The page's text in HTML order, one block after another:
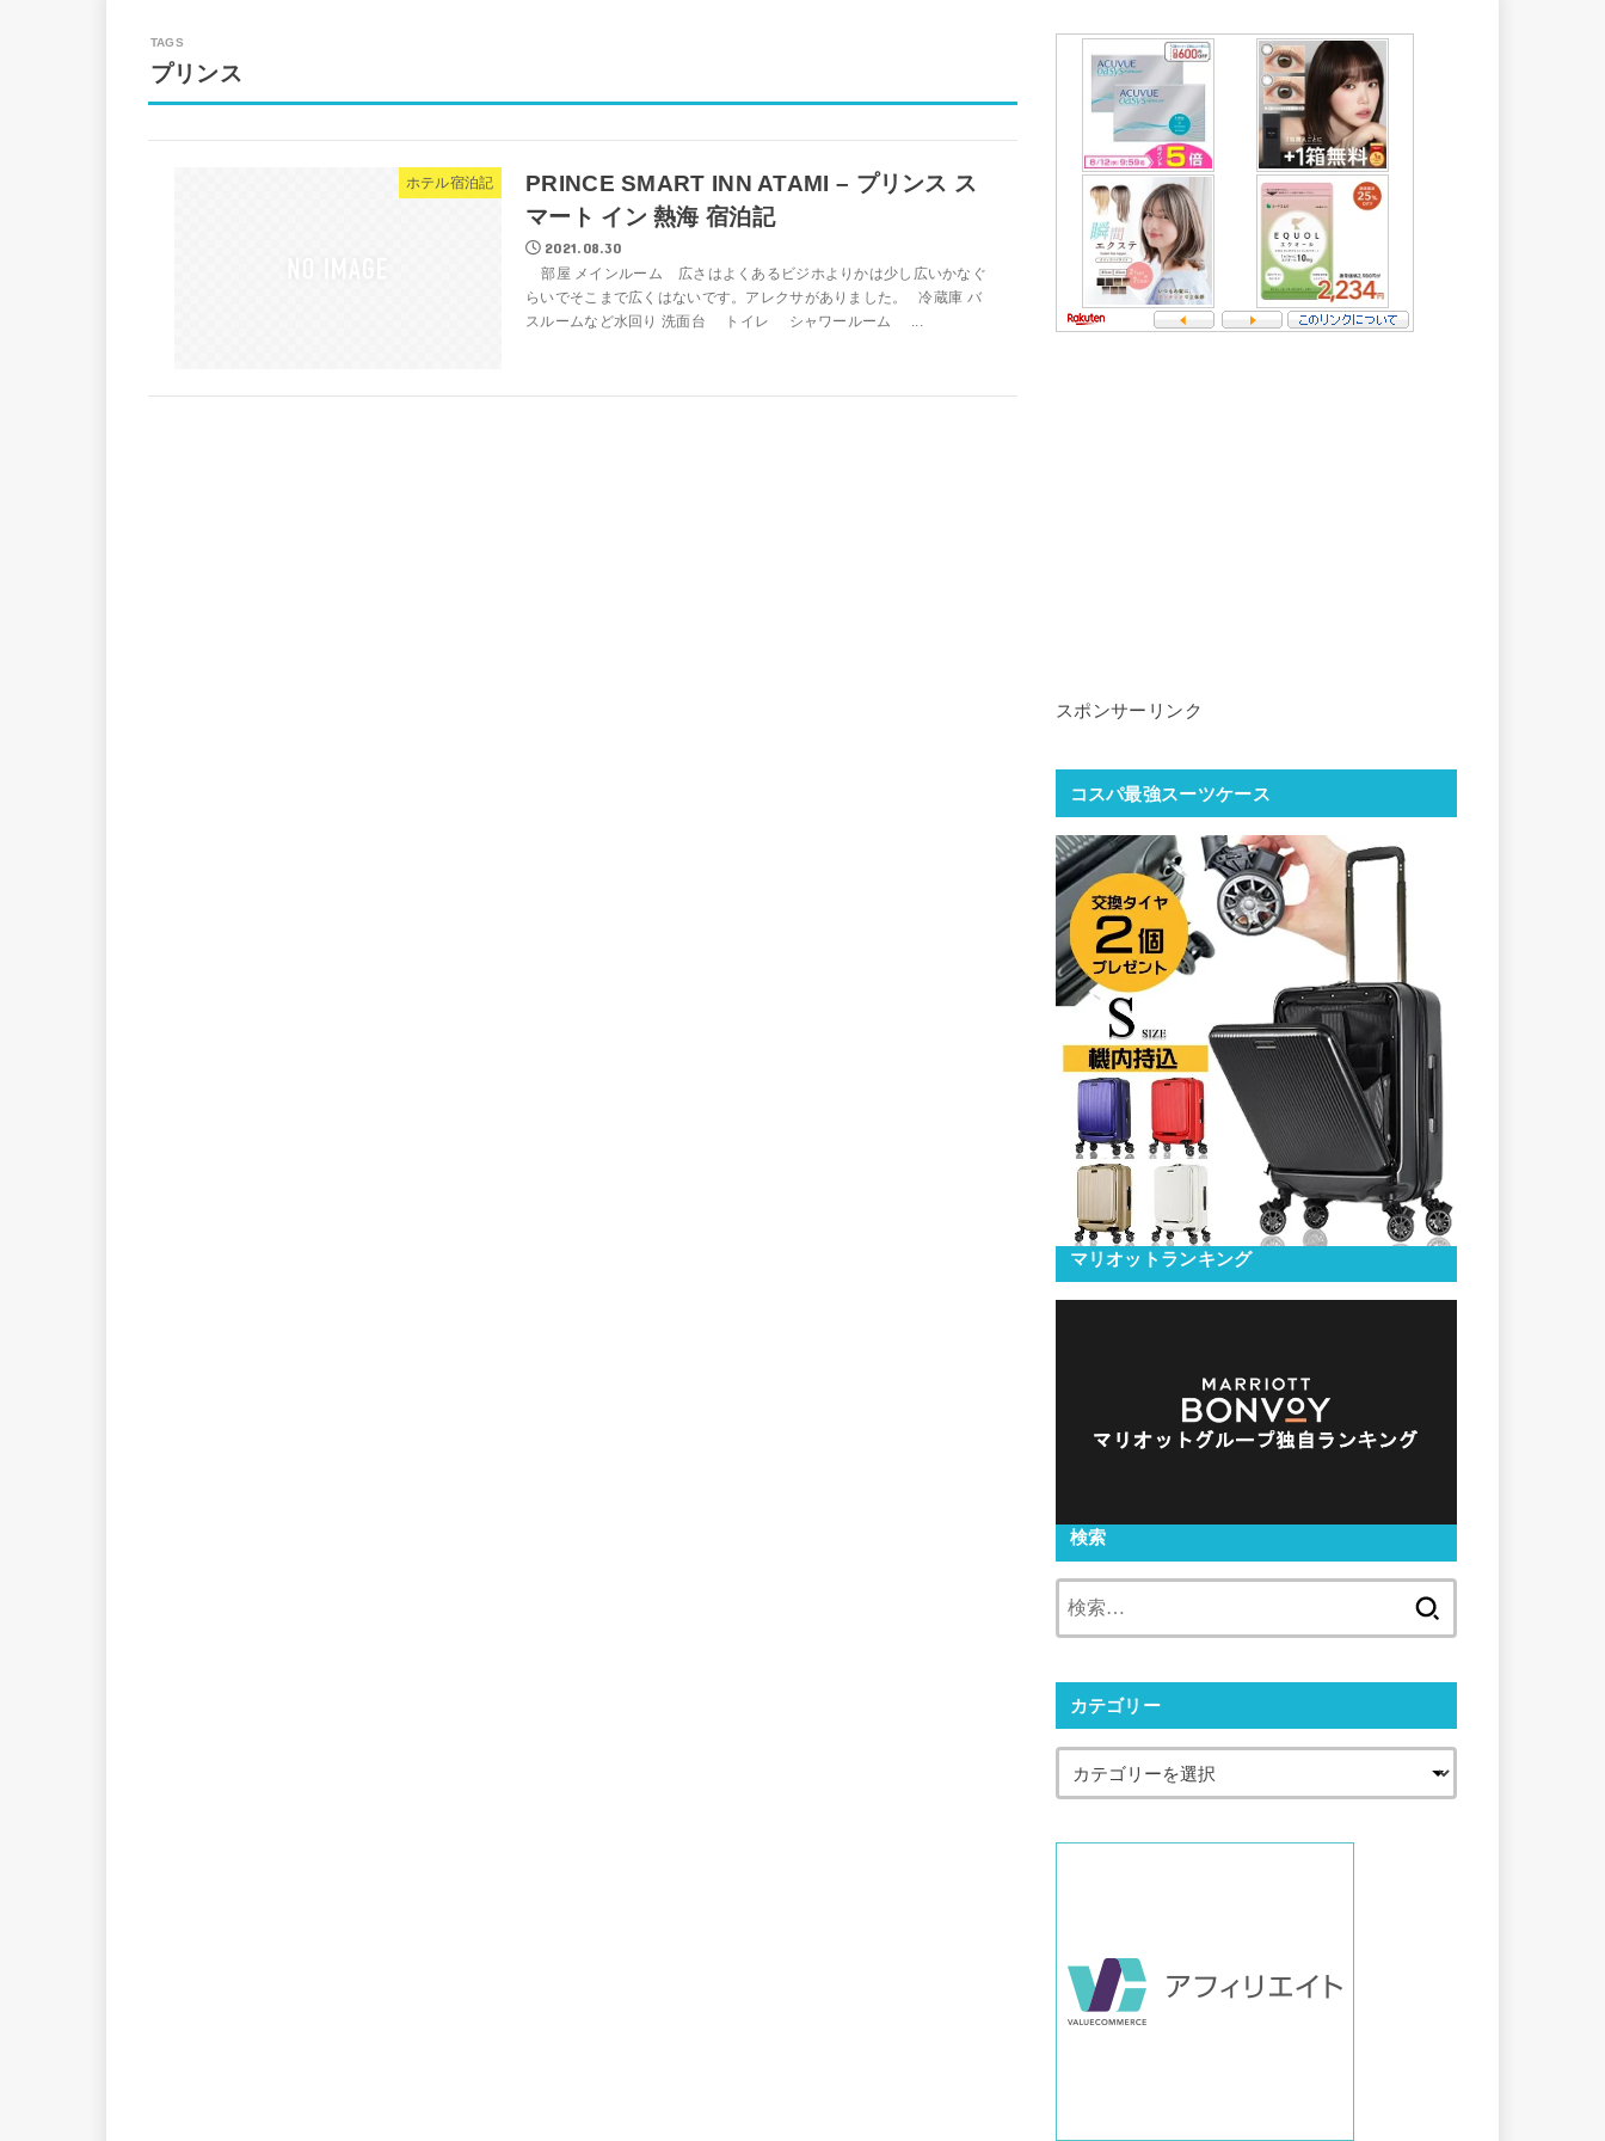
プリンス
ホテル宿泊記
PRINCE SMART INN ATAMI – プリンス ス
マート イン 熱海 宿泊記
2021.08.30
部屋 メインルーム 広さはよくあるビジホよりかは少し広いかなぐ
らいでそこまで広くはないです。アレクサがありました。 冷蔵庫 バ
スルームなど水回り 洗面台 トイレ シャワールーム ...
スポンサーリンク
コスパ最強スーツケース
マリオットランキング
検索
カテゴリー